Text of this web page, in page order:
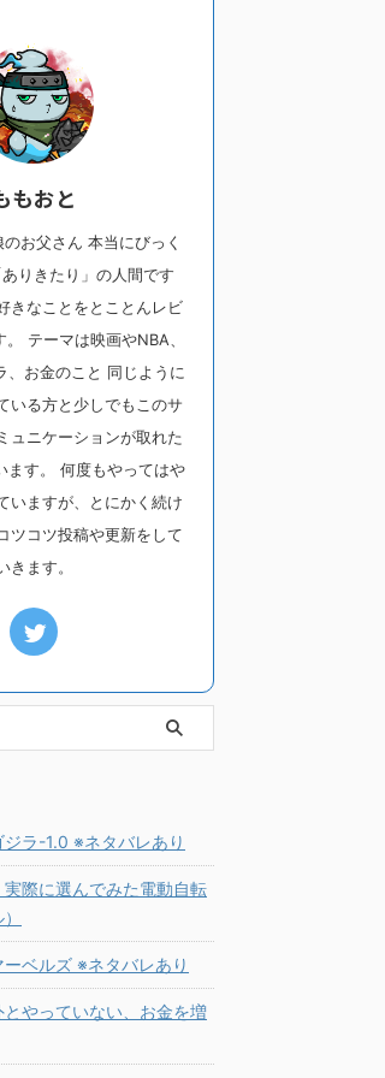
もおと
お父さん 本当にびっく
りきたり」の人間です
きなことをとことんレビ
テーマは映画やNBA、
、お金のこと 同じように
いる方と少しでもこのサ
ュニケーションが取れた
ます。 何度もやってはや
いますが、とにかく続け
ツコツ投稿や更新をして
きます。
ジラ-1.0 ※ネタバレあり
実際に選んでみた電動自転
ーベルズ ※ネタバレあり
とやっていない、お金を増